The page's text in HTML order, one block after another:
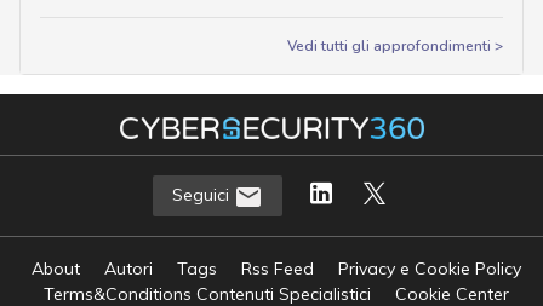
Vedi tutti gli approfondimenti >
Seguici
About Autori Tags Rss Feed
Privacy e Cookie Policy
Terms&Conditions Contenuti Specialistici
Cookie Center